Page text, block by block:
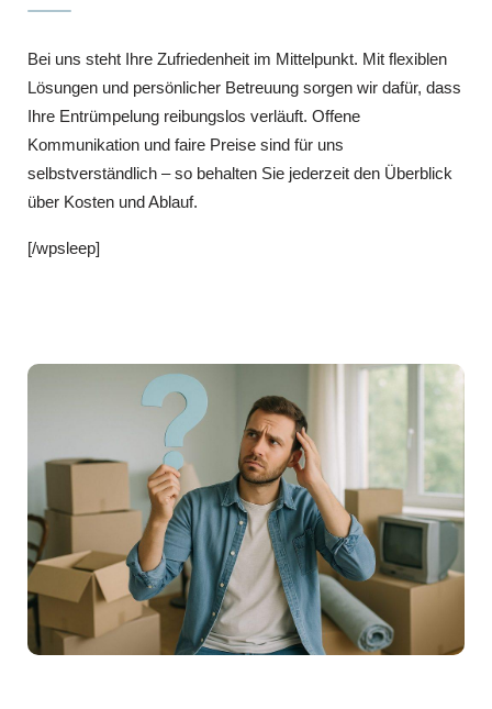
Bei uns steht Ihre Zufriedenheit im Mittelpunkt. Mit flexiblen
Lösungen und persönlicher Betreuung sorgen wir dafür, dass
Ihre Entrümpelung reibungslos verläuft. Offene
Kommunikation und faire Preise sind für uns
selbstverständlich – so behalten Sie jederzeit den Überblick
über Kosten und Ablauf.
[/wpsleep]